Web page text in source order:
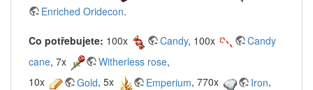
Enriched Oridecon.
Co potřebujete: 100x Candy, 100x
Candy
cane, 7x Witherless rose,
10x
Gold, 5x Emperium, 770x Iron,